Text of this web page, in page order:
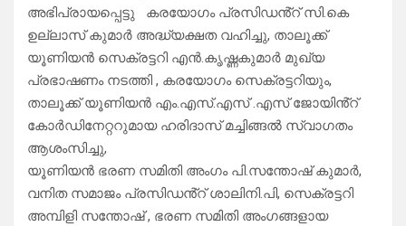
അഭിപ്രായപ്പെട്ടു കരയോഗം പ്രസിഡൻ്റ് സി.കെ
ഉല്ലാസ് കുമാർ അദ്ധ്യക്ഷത വഹിച്ചു, താലൂക്ക്
യൂണിയൻ സെക്രട്ടറി എൻ.കൃഷ്ണകുമാർ മുഖ്യ
പ്രഭാഷണം നടത്തി , കരയോഗം സെക്രട്ടറിയും,
താലൂക്ക് യൂണിയൻ എം.എസ്.എസ് .എസ് ജോയിൻ്റ്
കോർഡിനേറ്ററുമായ ഹരിദാസ് മച്ചിങ്ങൽ സ്വാഗതം
ആശംസിച്ചു,
യൂണിയൻ ഭരണ സമിതി അംഗം പി.സന്തോഷ് കുമാർ,
വനിത സമാജം പ്രസിഡൻ്റ് ശാലിനി.പി, സെക്രട്ടറി
അമ്പിളി സന്തോഷ് , ഭരണ സമിതി അംഗങ്ങളായ